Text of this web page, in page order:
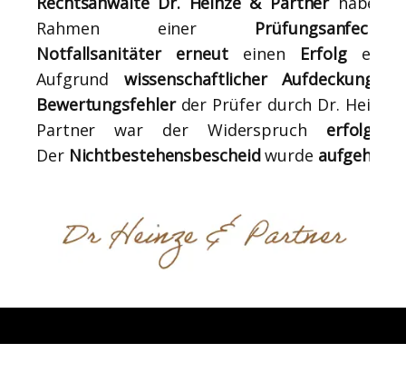
Rahmen einer
Notfallsanitäter erneut einen Erfolg
Aufgrund wissenschaftlicher Aufdeckung
Bewertungsfehlerder Prüfer durch Dr. Heinze
Partner war der Widerspruch
Der Nichtbestehensbescheidwurde